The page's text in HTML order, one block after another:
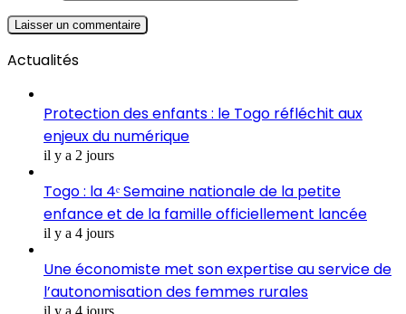
Actualités
Protection des enfants : le Togo réfléchit aux
enjeux du numérique
il y a 2 jours
Togo : la 4ᵉ Semaine nationale de la petite
enfance et de la famille officiellement lancée
il y a 4 jours
Une économiste met son expertise au service de
l’autonomisation des femmes rurales